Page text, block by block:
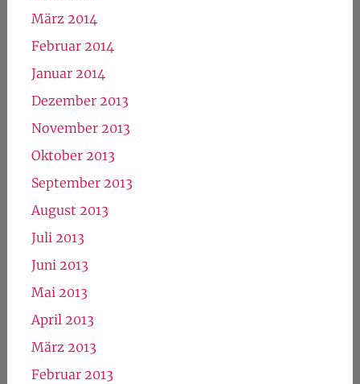
März 2014
Februar 2014
Januar 2014
Dezember 2013
November 2013
Oktober 2013
September 2013
August 2013
Juli 2013
Juni 2013
Mai 2013
April 2013
März 2013
Februar 2013